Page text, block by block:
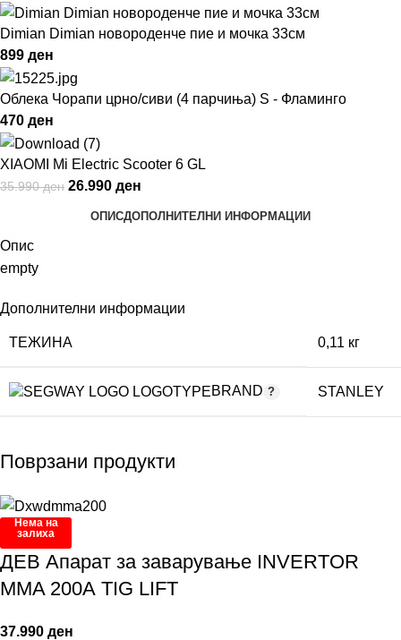
Dimian Dimian новороденче пие и мочка 33см
899 ден
Облека Чорапи црно/сиви (4 парчиња) S - Фламинго
470 ден
XIAOMI Mi Electric Scooter 6 GL
35.990ден 26.990 ден
ОПИСДОПОЛНИТЕЛНИ ИНФОРМАЦИИ
Опис
empty
Дополнителни информации
ТЕЖИНА 0,11 кг
BRAND STANLEY
Поврзани продукти
Нема на
залиха
ДЕВ Апарат за заварување INVERTOR
MMA 200А TIG LIFT
37.990 ден